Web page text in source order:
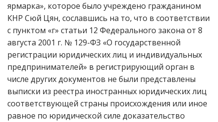
ярмарка», которое было учреждено гражданином
КНР Сюй Цян, сославшись на то, что в соответствии
с пунктом «г» статьи 12 Федерального закона от 8
августа 2001 г. № 129-ФЗ «О государственной
регистрации юридических лиц и индивидуальных
предпринимателей» в регистрирующий орган в
числе других документов не были представлены
выписки из реестра иностранных юридических лиц
соответствующей страны происхождения или иное
равное по юридической силе доказательство